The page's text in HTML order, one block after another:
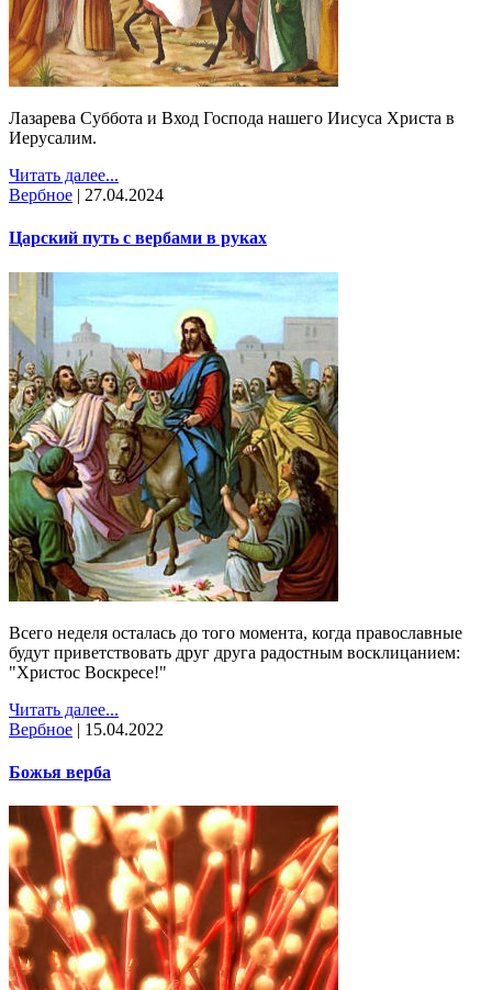
Лазарева Суббота и Вход Господа нашего Иисуса Христа в
Иерусалим.
Читать далее...
Вербное | 27.04.2024
Царский путь с вербами в руках
Всего неделя осталась до того момента, когда православные
будут приветствовать друг друга радостным восклицанием:
"Христос Воскресе!"
Читать далее...
Вербное | 15.04.2022
Божья верба